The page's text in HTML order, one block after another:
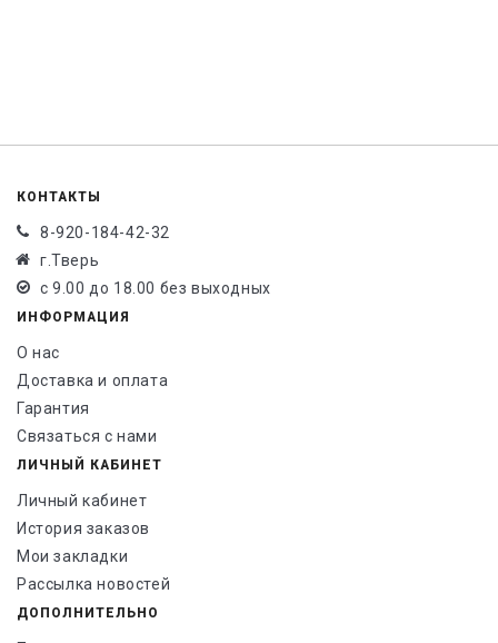
КОНТАКТЫ
8-920-184-42-32
г.Тверь
с 9.00 до 18.00 без выходных
ИНФОРМАЦИЯ
О нас
Доставка и оплата
Гарантия
Связаться с нами
ЛИЧНЫЙ КАБИНЕТ
Личный кабинет
История заказов
Мои закладки
Рассылка новостей
ДОПОЛНИТЕЛЬНО